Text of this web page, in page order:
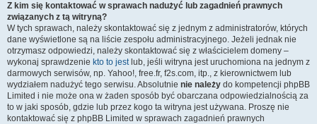
Z kim się kontaktować w sprawach nadużyć lub zagadnień prawnych
związanych z tą witryną?
W tych sprawach, należy skontaktować się z jednym z administratorów, których
dane wyświetlone są na liście zespołu administracyjnego. Jeżeli jednak nie
otrzymasz odpowiedzi, należy skontaktować się z właścicielem domeny –
wykonaj sprawdzenie kto to jestlub, jeśli witryna jest uruchomiona na jednym z
darmowych serwisów, np. Yahoo!, free.fr, f2s.com, itp., z kierownictwem lub
wydziałem nadużyć tego serwisu. Absolutnie nie należy do kompetencji phpBB
Limited i nie może ona w żaden sposób być obarczana odpowiedzialnością za
to w jaki sposób, gdzie lub przez kogo ta witryna jest używana. Proszę nie
kontaktować się z phpBB Limited w sprawach zagadnień prawnych